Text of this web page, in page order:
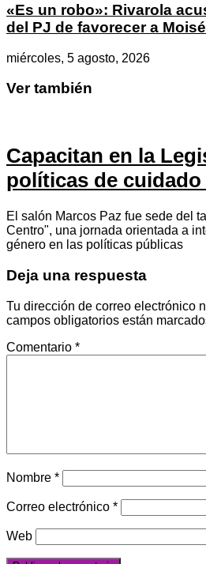
«Es un robo»: Rivarola
del PJ de favorecer a
miércoles, 5 agosto, 2026
Ver también
Capacitan en la
políticas de cuidado
El salón Marcos Paz fue sede del
Centro", una jornada orientada a
género en las políticas públicas
Deja una respuesta
Tu dirección de correo electrónico
campos obligatorios están
Comentario *
Nombre *
Correo electrónico *
Web